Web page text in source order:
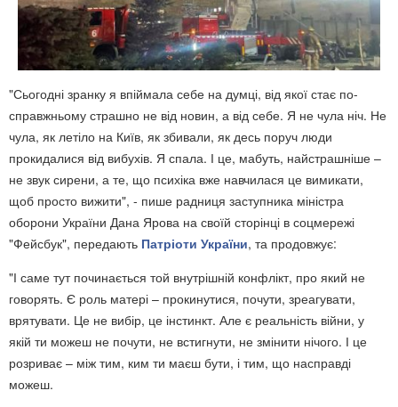
"Сьогодні зранку я впіймала себе на думці, від якої стає по-
справжньому страшно не від новин, а від себе. Я не чула ніч. Не
чула, як летіло на Київ, як збивали, як десь поруч люди
прокидалися від вибухів. Я спала. І це, мабуть, найстрашніше –
не звук сирени, а те, що психіка вже навчилася це вимикати,
щоб просто вижити", - пише радниця заступника міністра
оборони України Дана Ярова на своїй сторінці в соцмережі
"Фейсбук", передають Патріоти України, та продовжує:
"І саме тут починається той внутрішній конфлікт, про який не
говорять. Є роль матері – прокинутися, почути, зреагувати,
врятувати. Це не вибір, це інстинкт. Але є реальність війни, у
якій ти можеш не почути, не встигнути, не змінити нічого. І це
розриває – між тим, ким ти маєш бути, і тим, що насправді
можеш.